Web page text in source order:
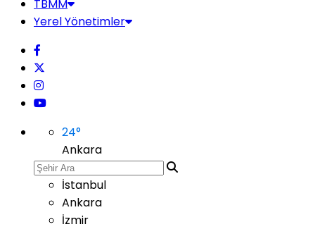
TBMM
Yerel Yönetimler
24°
Ankara
İstanbul
Ankara
İzmir